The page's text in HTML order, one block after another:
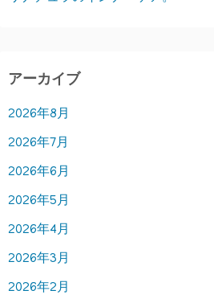
アーカイブ
2026年8月
2026年7月
2026年6月
2026年5月
2026年4月
2026年3月
2026年2月